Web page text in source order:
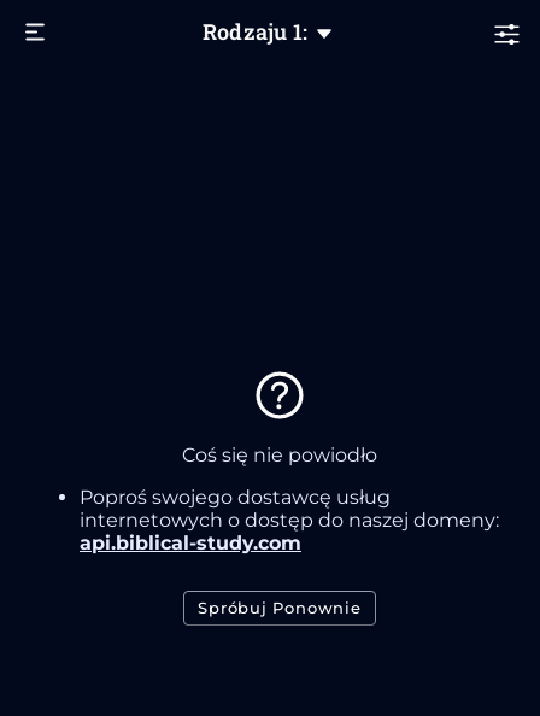
Rodzaju 1:
Coś się nie powiodło
Poproś swojego dostawcę usług
internetowych o dostęp do naszej domeny:
api.biblical-study.com
Spróbuj Ponownie